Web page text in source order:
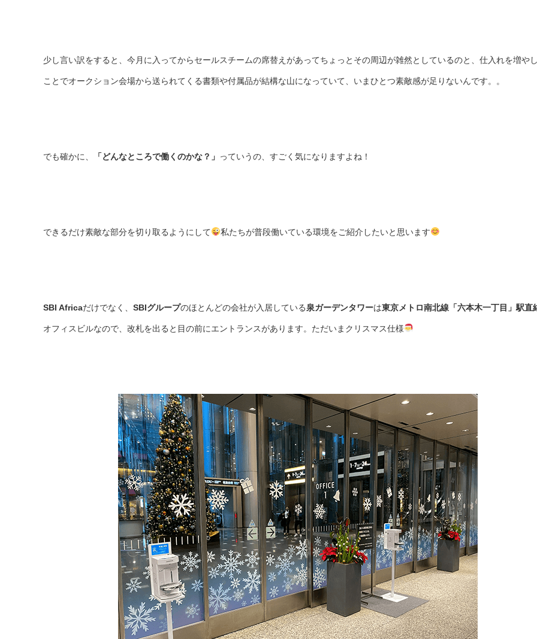
少し言い訳をすると、今月に入ってからセールスチームの席替えがあってちょっとその周辺が雑然としているのと、仕入れを増や
ことでオークション会場から送られてくる書類や付属品が結構な山になっていて、いまひとつ素敵感が足りないんです。。
でも確かに、 「どんなところで働くのかな？」 っていうの、すごく気になりますよね！
できるだけ素敵な部分を切り取るようにして 私たちが普段働いている環境をご紹介したいと思います
SBI Africaだけでなく、 SBIグループのほとんどの会社が入居している泉ガーデンタワーは東京メトロ南北線「六本木一丁目」駅直
オフィスビルなので、改札を出ると目の前にエントランスがあります。ただいまクリスマス仕様